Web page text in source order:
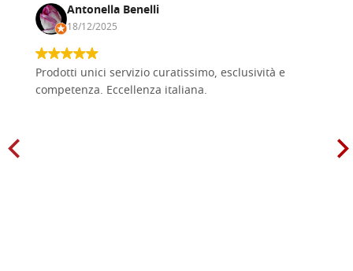
Antonella Benelli
18/12/2025
Prodotti unici servizio curatissimo, esclusività e
competenza. Eccellenza italiana.